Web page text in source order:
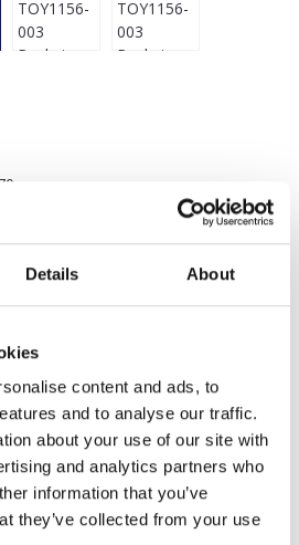
Details About
content and ads, to
and to analyse our traffic.
about your use of our site with
and analytics partners who
information that you’ve
they’ve collected from your use
- Licht - Muziek - Dansen -